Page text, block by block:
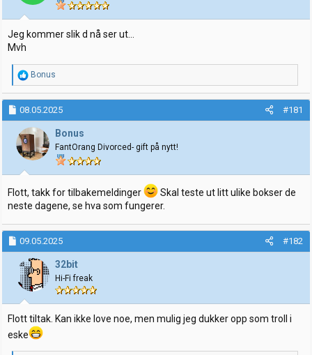
e
r
:
Jeg kommer slik d nå ser ut...
Mvh
R
e
a
k
s
j
o
n
e
r
Bonus
08.05.2025 #181
Bonus
FantOrang Divorced- gift på nytt!
Flott, takk for tilbakemeldinger
Skal teste ut litt ulike bokser de
neste dagene, se hva som fungerer.
09.05.2025 #182
32bit
Hi-Fi freak
Flott tiltak. Kan ikke love noe, men mulig jeg dukker opp som troll i
eske